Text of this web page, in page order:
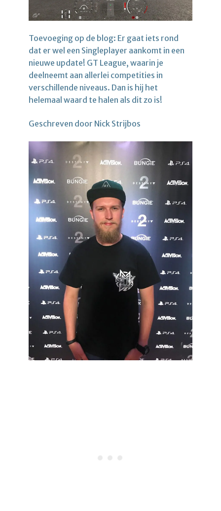
Toevoeging op de blog: Er gaat iets rond
dat er wel een Singleplayer aankomt in een
nieuwe update! GT League, waarin je
deelneemt aan allerlei competities in
verschillende niveaus. Dan is hij het
helemaal waard te halen als dit zo is!
Geschreven door Nick Strijbos